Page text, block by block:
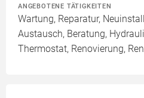
ANGEBOTENE TÄTIGKEITEN
Wartung, Reparatur,
Austausch, Beratung,
Thermostat, Renovierung,